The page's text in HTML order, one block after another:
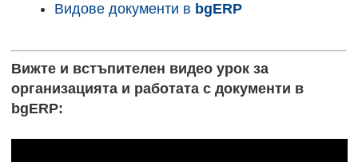
Видове документи в bgERP
Вижте и встъпителен видео урок за
организацията и работата с документи в
bgERP: